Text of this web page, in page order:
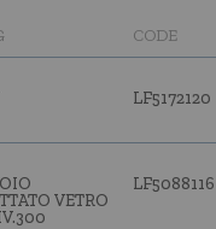
CODE
LF5172120
VETRO
LF5088116